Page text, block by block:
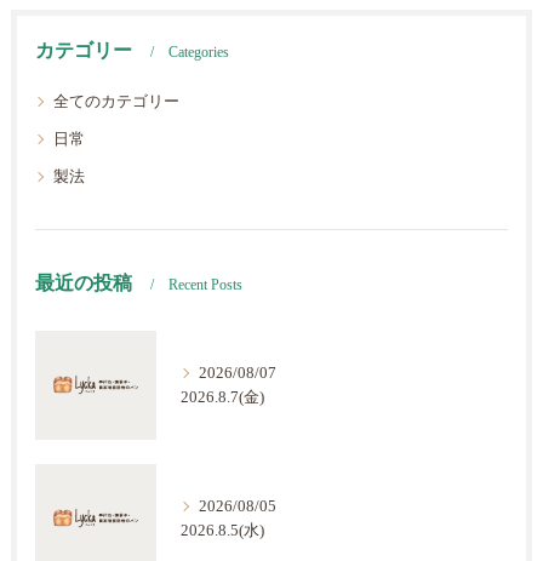
カテゴリー Categories
全てのカテゴリー
日常
製法
最近の投稿 Recent Posts
2026/08/07
2026.8.7(金)
2026/08/05
2026.8.5(水)